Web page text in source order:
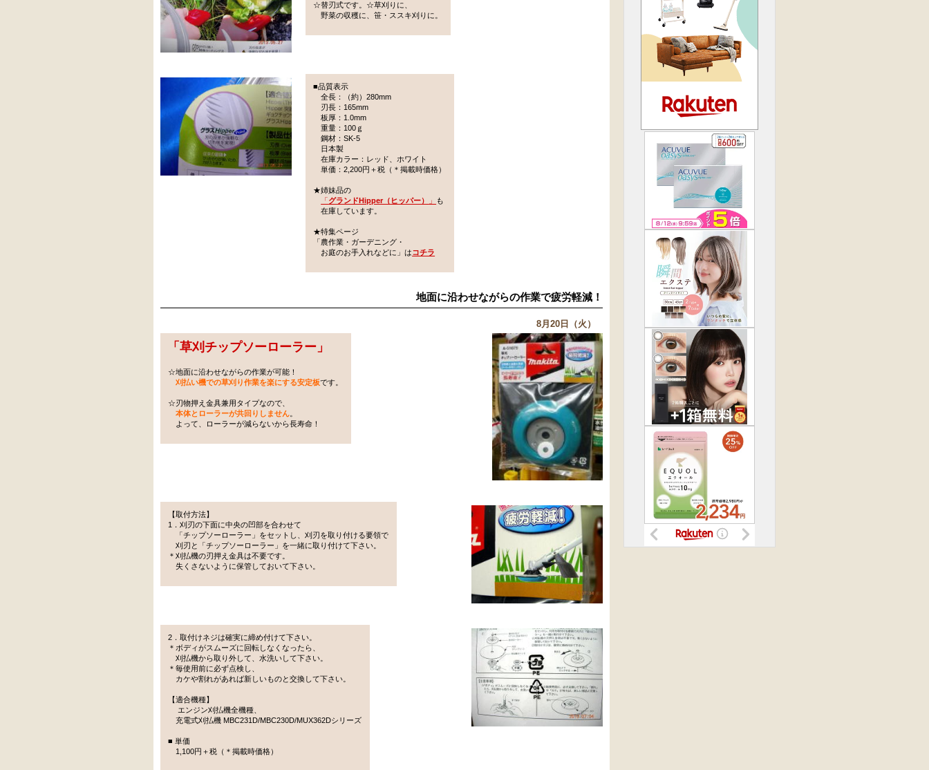
☆替刃式です。☆草刈りに、
野菜の収穫に、笹・ススキ刈りに。
■品質表示
全長：（約）280mm
刃長：165mm
板厚：1.0mm
重量：100ｇ
鋼材：SK-5
日本製
在庫カラー：レッド、ホワイト
単価：2,200円＋税（＊掲載時価格）
★姉妹品の
「グランドHipper（ヒッパー） 」
も
在庫しています。
★特集ページ
「農作業・ガーデニング・
お庭のお手入れなどに」はコチラ
地面に沿わせながらの作業で疲労軽減！
8月20日（火）
「 草刈チップソーローラー 」
☆地面に沿わせながらの作業が可能！
刈払い機での草刈り作業を楽にする安定板です。
☆刃物押え金具兼用タイプなので、
本体とローラーが共回りしません
よって、ローラーが減らないから長寿命！
【取付方法】
1．刈刃の下面に中央の凹部を合わせて
「チップソーローラー」をセットし、刈刃を取り付ける要領で
刈刃と「チップソーローラー」を一緒に取り付けて下さい。
＊刈払機の刃押え金具は不要です。
失くさないように保管しておいて下さい。
2．取付けネジは確実に締め付けて下さい。
＊ボディがスムーズに回転しなくなったら、
刈払機から取り外して、水洗いして下さい。
＊毎使用前に必ず点検し、
カケや割れがあれば新しいものと交換して下さい。
【適合機種】
エンジン刈払機全機種、
充電式刈払機 MBC231D/MBC230D/MUX362Dシリーズ
■ 単価
1,100円＋税（＊掲載時価格）